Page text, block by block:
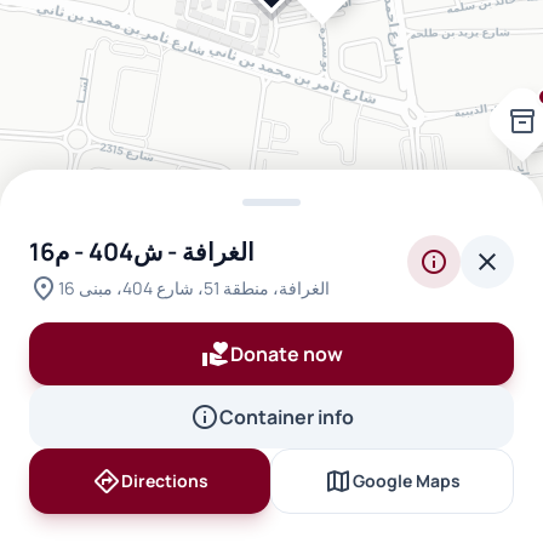
inventory_2
الغرافة - ش404 - م16
location_on الغرافة، منطقة 51، شارع 404، مبنى 16
info close
volunteer_activismDonate now
infoContainer info
directionsDirections mapGoogle Maps